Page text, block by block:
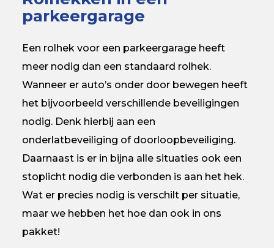
parkeergarage
Een rolhek voor een parkeergarage heeft
meer nodig dan een standaard rolhek.
Wanneer er auto’s onder door bewegen heeft
het bijvoorbeeld verschillende beveiligingen
nodig. Denk hierbij aan een
onderlatbeveiliging of doorloopbeveiliging.
Daarnaast is er in bijna alle situaties ook een
stoplicht nodig die verbonden is aan het hek.
Wat er precies nodig is verschilt per situatie,
maar we hebben het hoe dan ook in ons
pakket!